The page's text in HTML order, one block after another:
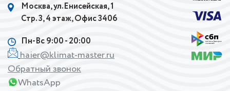
Москва, ул.Енисейская, 1
Стр. 3, 4 этаж, Офис 3406
Пн-Вс 9:00 - 20:00
haier@klimat-master.ru
Обратный звонок
WhatsApp